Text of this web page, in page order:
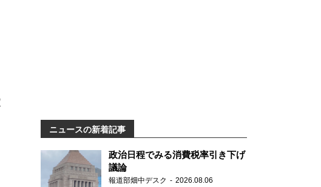
ニュースの新着記事
政治日程でみる消費税率引き下げ
議論
報道部畑中デスク 2026.08.06